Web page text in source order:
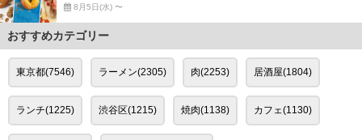
8月5日(水) 〜
おすすめカテゴリー
東京都(7546) ラーメン(2305) 肉(2253) 居酒屋(1804)
ランチ(1225) 渋谷区(1215) 焼肉(1138) カフェ(1130)